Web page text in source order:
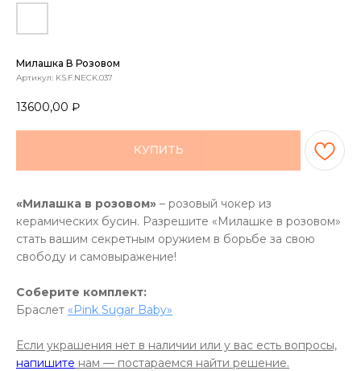
Милашка В Розовом
Артикул: KS.F.NECK.037
13600,00 ₽
КУПИТЬ
«Милашка в розовом» – розовый чокер из
керамических бусин. Разрешите «Милашке в розовом»
стать вашим секретным оружием в борьбе за свою
свободу и самовыражение!
Соберите комплект:
Браслет «Pink Sugar Baby»
Если украшения нет в наличии или у вас есть вопросы,
напишите нам — постараемся найти решение.